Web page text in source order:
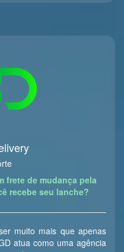
frete de mudança pela
recebe seu lanche?
muito mais que apenas
atua como uma agência